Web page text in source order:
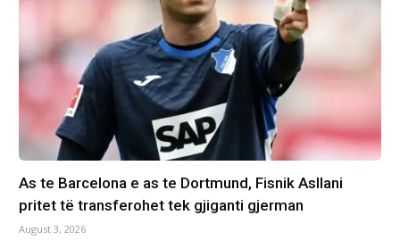
As te Barcelona e as te Dortmund, Fisnik Asllani
pritet të transferohet tek gjiganti gjerman
August 3, 2026